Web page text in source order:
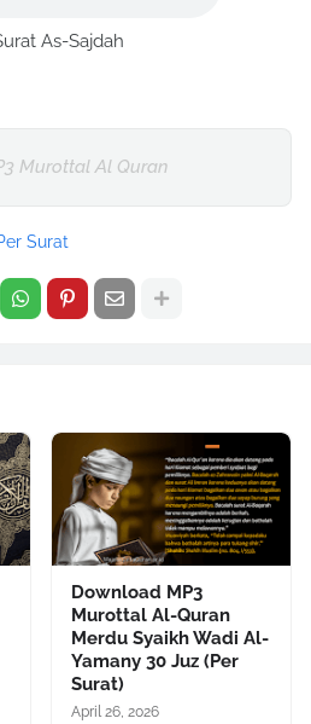
As-Sajdah
Murottal Al Quran
Surat
Download MP3
Murottal Al-Quran
Merdu Syaikh Wadi Al-
Yamany 30 Juz (Per
Surat)
April 26, 2026